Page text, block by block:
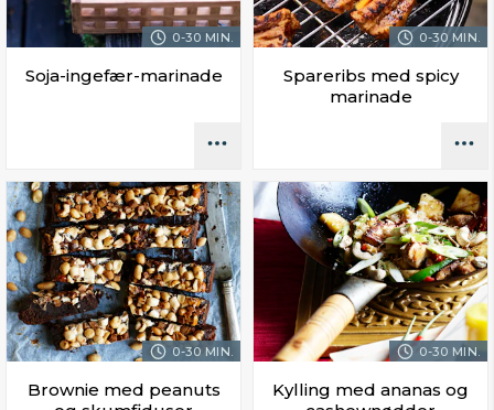
0-30 MIN.
Soja-ingefær-marinade
0-30 MIN.
Spareribs med spicy
marinade
0-30 MIN.
Brownie med peanuts
0-30 MIN.
Kylling med ananas og